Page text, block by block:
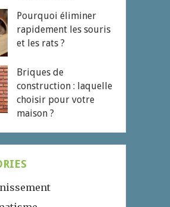
Pourquoi éliminer
rapidement les souris
et les rats ?
Briques de
construction : laquelle
choisir pour votre
maison ?